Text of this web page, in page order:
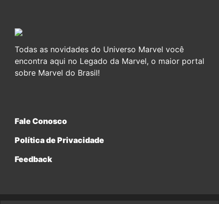
Todas as novidades do Universo Marvel você
encontra aqui no Legado da Marvel, o maior portal
sobre Marvel do Brasil!
Fale Conosco
Política de Privacidade
Feedback